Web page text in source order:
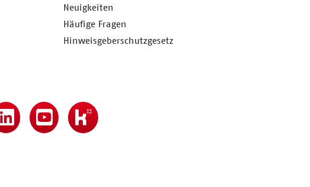
Neuigkeiten
Häufige Fragen
Hinweisgeberschutzgesetz